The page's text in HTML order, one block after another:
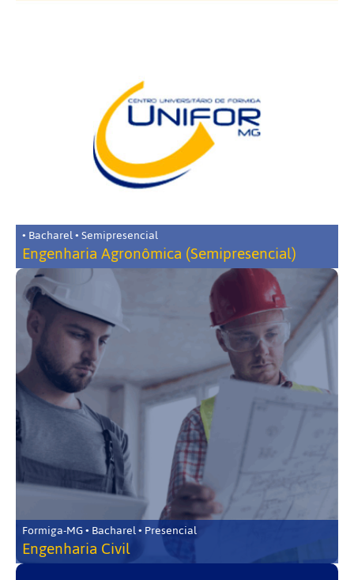
• Bacharel • Semipresencial
Engenharia Agronômica (Semipresencial)
Formiga-MG • Bacharel • Presencial
Engenharia Civil